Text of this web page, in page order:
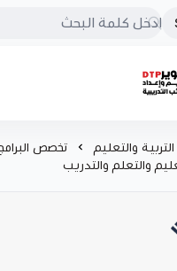
التدريبية
التربية والتعليم
تخصص
والتعلم والتدريب